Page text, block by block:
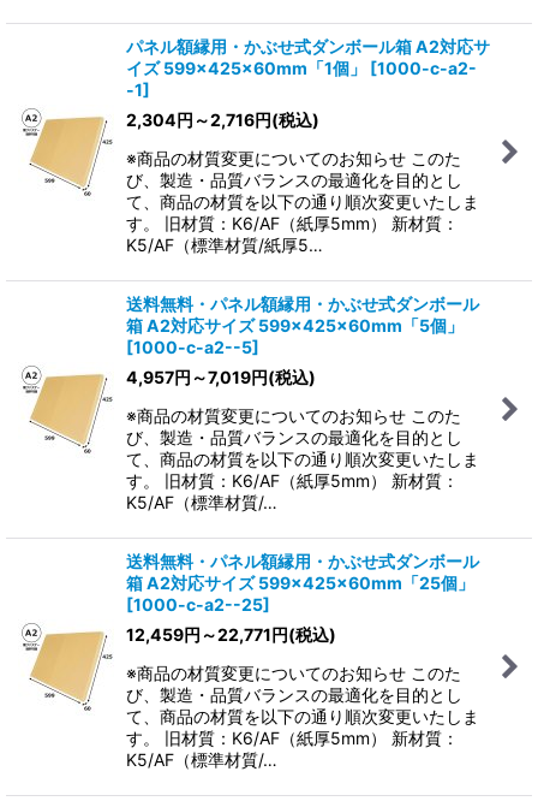
パネル額縁用・かぶせ式ダンボール箱 A2対応サ
イズ 599×425×60mm「1個」
[1000-c-a2-
-1]
2,304円 ～2,716円(税込)
※商品の材質変更についてのお知らせ このた
び、製造・品質バランスの最適化を目的とし
て、商品の材質を以下の通り順次変更いたしま
す。 旧材質：K6/AF（紙厚5mm） 新材質：
K5/AF（標準材質/紙厚5…
送料無料・パネル額縁用・かぶせ式ダンボール
箱 A2対応サイズ 599×425×60mm「5個」
[1000-c-a2--5]
4,957円 ～7,019円(税込)
※商品の材質変更についてのお知らせ このた
び、製造・品質バランスの最適化を目的とし
て、商品の材質を以下の通り順次変更いたしま
す。 旧材質：K6/AF（紙厚5mm） 新材質：
K5/AF（標準材質/…
送料無料・パネル額縁用・かぶせ式ダンボール
箱 A2対応サイズ 599×425×60mm「25個」
[1000-c-a2--25]
12,459円 ～22,771円(税込)
※商品の材質変更についてのお知らせ このた
び、製造・品質バランスの最適化を目的とし
て、商品の材質を以下の通り順次変更いたしま
す。 旧材質：K6/AF（紙厚5mm） 新材質：
K5/AF（標準材質/…